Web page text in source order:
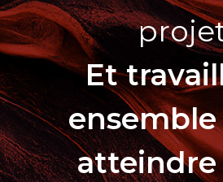
Et
atteindre